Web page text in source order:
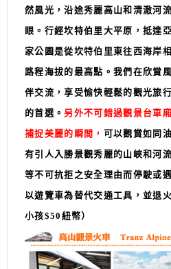
然風光，沿途秀麗高山和清澈河
眼。行經坎特伯里大平原，抵達
家公園是從坎特伯里東往西海岸
路程海拔的最高點。 我們在欣賞
伴交流，享受愉快輕鬆的觀光旅
的首選。 另外不可錯過觀景台車
捕捉美麗的瞬間， 可以觀賞如同
有引人入勝景觀秀麗的山峽和河流
等不可抗拒之安全理由而停駛或
以遊覽車為替代交通工具，並退
小孩$50紐幣）